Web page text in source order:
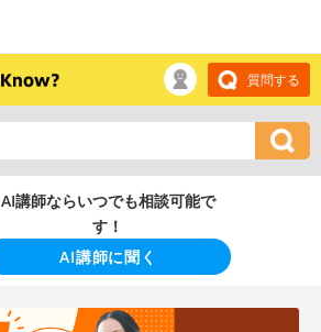
質問する
AI講師ならいつでも相談可能で
す！
AI講師に聞く